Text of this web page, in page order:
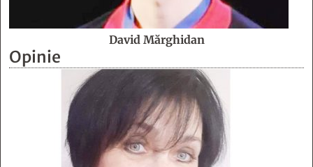
David Mărghidan
Opinie